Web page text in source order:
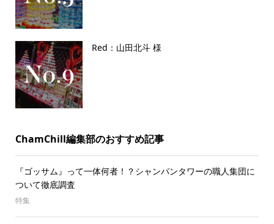
Red：山田北斗 様
ChamChill編集部のおすすめ記事
『ゴッサム』って一体何者！？シャンパンタワーの職人集団に
ついて徹底調査
特集